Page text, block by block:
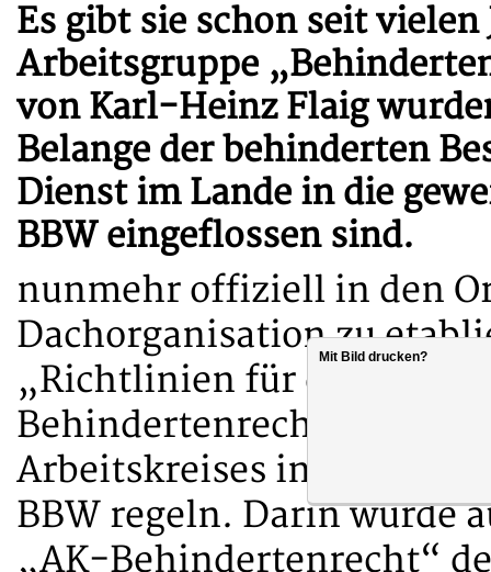
Es gibt sie schon seit vielen
Arbeitsgruppe
von Karl-Heinz Flaig
Belange der behinderten
Dienst im Lande in die
BBW eingeflossen sind.
nunmehr offiziell in den
Dachorganisation zu
„Richtlinien für die Arbeit
Behindertenrecht“
Arbeitskreises in die
BBW regeln. Darin wurde
„AK-Behindertenrecht“
Mit Bild drucken?